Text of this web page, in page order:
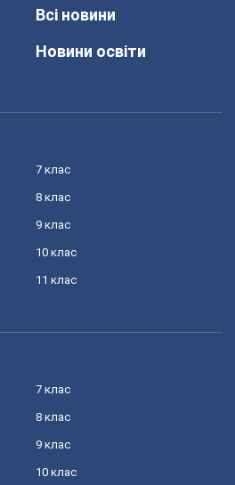
Всі новини
Новини освіти
7 клас
8 клас
9 клас
10 клас
11 клас
7 клас
8 клас
9 клас
10 клас